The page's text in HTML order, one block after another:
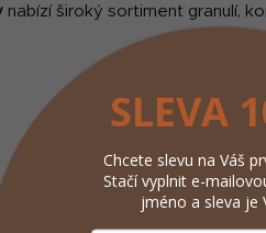
nabízí široký sortiment granulí,
SLEVA
Chcete slevu na Váš
Stačí vyplnit e-
jméno a sleva je